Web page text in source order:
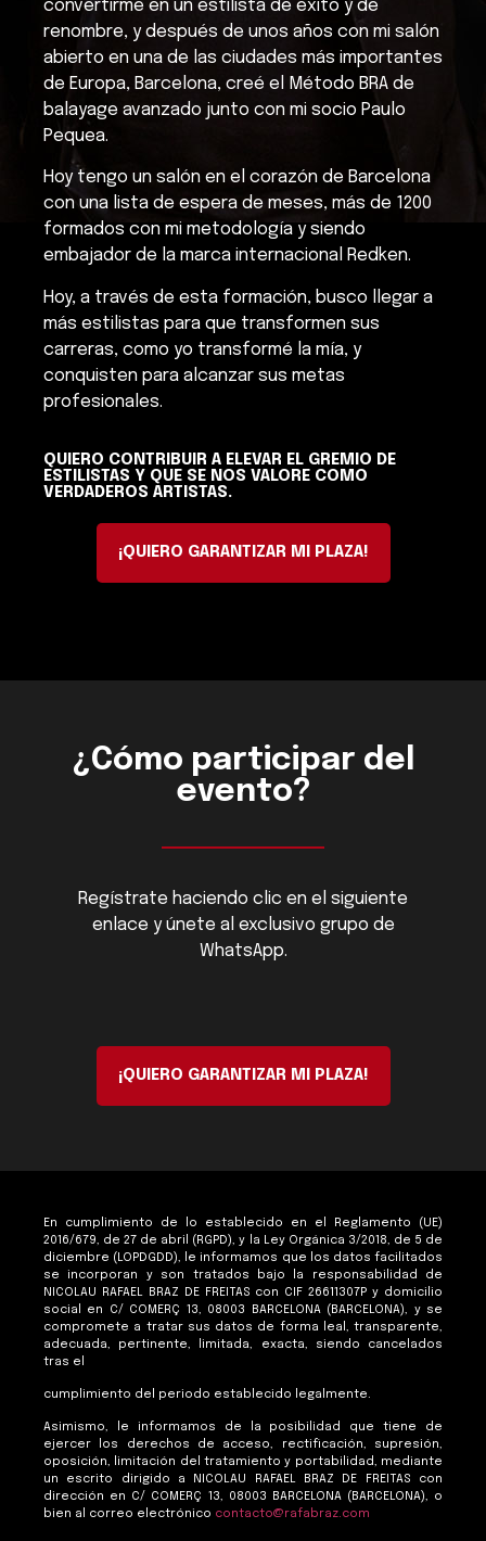
convertirme en un estilista de éxito y de
renombre, y después de unos años con mi salón
abierto en una de las ciudades más importantes
de Europa, Barcelona, creé el Método BRA de
balayage avanzado junto con mi socio Paulo
Pequea.
Hoy tengo un salón en el corazón de Barcelona
con una lista de espera de meses, más de 1200
formados con mi metodología y siendo
embajador de la marca internacional Redken.
Hoy, a través de esta formación, busco llegar a
más estilistas para que transformen sus
carreras, como yo transformé la mía, y
conquisten para alcanzar sus metas
profesionales.
QUIERO CONTRIBUIR A ELEVAR EL GREMIO DE
ESTILISTAS Y QUE SE NOS VALORE COMO
VERDADEROS ARTISTAS.
¡QUIERO GARANTIZAR MI PLAZA!
¿Cómo participar del
evento?
Regístrate haciendo clic en el siguiente
enlace y únete al exclusivo grupo de
WhatsApp.
¡QUIERO GARANTIZAR MI PLAZA!
En cumplimiento de lo establecido en el Reglamento (UE)
2016/679, de 27 de abril (RGPD), y la Ley Orgánica 3/2018, de 5 de
diciembre (LOPDGDD), le informamos que los datos facilitados
se incorporan y son tratados bajo la responsabilidad de
NICOLAU RAFAEL BRAZ DE FREITAS con CIF 26611307P y domicilio
social en C/ COMERÇ 13, 08003 BARCELONA (BARCELONA), y se
compromete a tratar sus datos de forma leal, transparente,
adecuada, pertinente, limitada, exacta, siendo cancelados
tras el
cumplimiento del periodo establecido legalmente.
Asimismo, le informamos de la posibilidad que tiene de
ejercer los derechos de acceso, rectificación, supresión,
oposición, limitación del tratamiento y portabilidad, mediante
un escrito dirigido a NICOLAU RAFAEL BRAZ DE FREITAS con
dirección en C/ COMERÇ 13, 08003 BARCELONA (BARCELONA), o
bien al correo electrónico contacto@rafabraz.com